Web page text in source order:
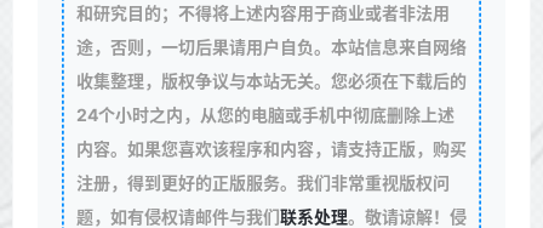
和研究目的；不得将上述内容用于商业或者非法用
途，否则，一切后果请用户自负。本站信息来自网络
收集整理，版权争议与本站无关。您必须在下载后的
24个小时之内，从您的电脑或手机中彻底删除上述
内容。如果您喜欢该程序和内容，请支持正版，购买
注册，得到更好的正版服务。我们非常重视版权问
题，如有侵权请邮件与我们联系处理。敬请谅解！侵